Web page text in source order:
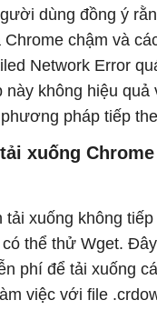
dùng đồng ý
Chrome chậm và
Network Error
này không hiệu quả
pháp tiếp
xuống
tải xuống không
thể thử Wget.
phí để tải xuống
việc với file